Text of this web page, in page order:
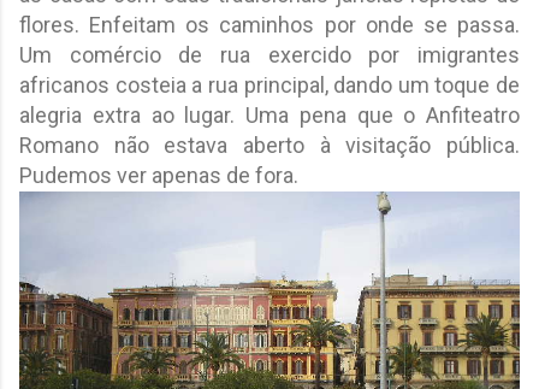
flores. Enfeitam os caminhos por onde se passa.
Um comércio de rua exercido por imigrantes
africanos costeia a rua principal, dando um toque de
alegria extra ao lugar. Uma pena que o Anfiteatro
Romano não estava aberto à visitação pública.
Pudemos ver apenas de fora.